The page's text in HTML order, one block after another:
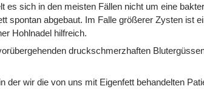
sich in den meisten Fällen nicht um eine
spontan abgebaut. Im Falle größerer Zysten ist
Hohlnadel hilfreich.
druckschmerzhaften
wir die von uns mit Eigenfett behandelten